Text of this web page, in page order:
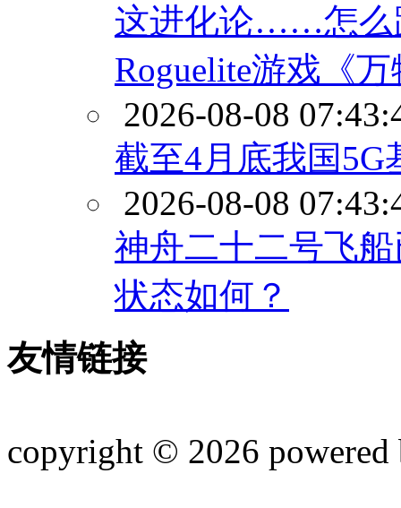
这进化论……怎么
Roguelite游戏《
2026-08-08
截至4月底我国5G
2026-08-08
神舟二十二号飞
状态如何？
友情链接
copyright © 2026